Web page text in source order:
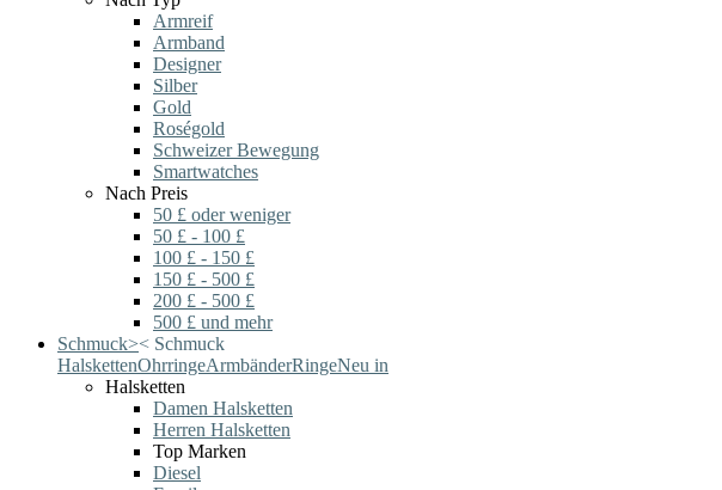
Armreif
Armband
Designer
Silber
Gold
Roségold
Schweizer Bewegung
Smartwatches
Nach Preis
50 £ oder weniger
50 £ - 100 £
100 £ - 150 £
150 £ - 500 £
200 £ - 500 £
500 £ und mehr
Schmuck>< Schmuck
HalskettenOhrringeArmbänderRingeNeu in
Halsketten
Damen Halsketten
Herren Halsketten
Top Marken
Diesel